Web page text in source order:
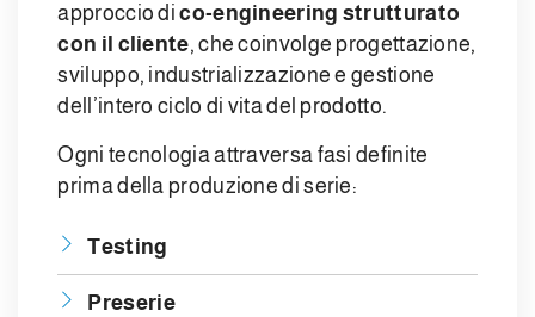
approccio dico-engineering strutturato
con il cliente, che coinvolge progettazione,
sviluppo, industrializzazione e gestione
dell’intero ciclo di vita del prodotto.
Ogni tecnologia attraversa fasi definite
prima della produzione di serie:
Testing
Preserie